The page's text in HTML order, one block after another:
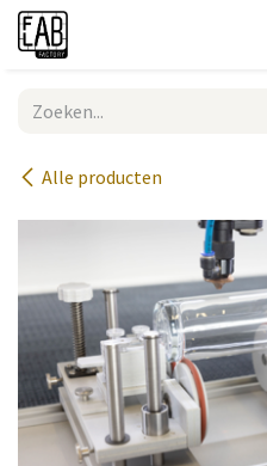
Overslaan naar inhoud
Alle producten